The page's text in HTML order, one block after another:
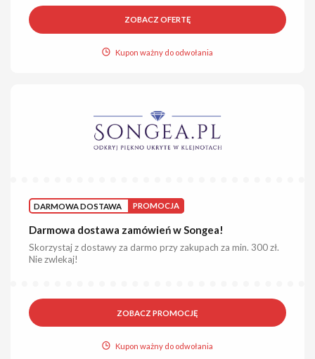
ZOBACZ OFERTĘ
Kupon ważny do odwołania
DARMOWA DOSTAWA PROMOCJA
Darmowa dostawa zamówień w Songea!
Skorzystaj z dostawy za darmo przy zakupach za min. 300 zł.
Nie zwlekaj!
ZOBACZ PROMOCJĘ
Kupon ważny do odwołania